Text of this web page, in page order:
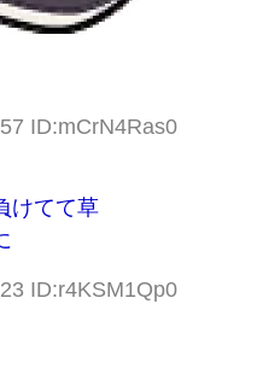
ID:mCrN4Ras0
けてて草
ID:r4KSM1Qp0